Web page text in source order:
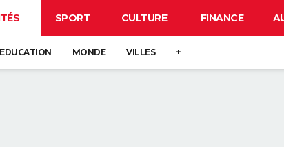
SPORT CULTURE FINANCE
EDUCATION MONDE VILLES +